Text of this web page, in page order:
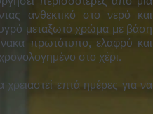
ανθεκτικό στο νερό και
μεταξωτό χρώμα με βάση
πρωτότυπο, ελαφρύ και
στο χέρι.
επτά ημέρες για να